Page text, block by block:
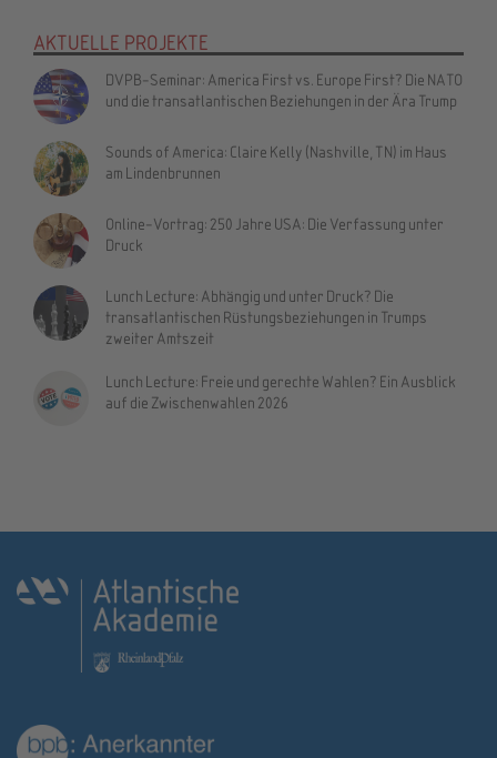
AKTUELLE PROJEKTE
DVPB-Seminar: America First vs. Europe First? Die NATO
und die transatlantischen Beziehungen in der Ära Trump
Sounds of America: Claire Kelly (Nashville, TN) im Haus
am Lindenbrunnen
Online-Vortrag: 250 Jahre USA: Die Verfassung unter
Druck
Lunch Lecture: Abhängig und unter Druck? Die
transatlantischen Rüstungsbeziehungen in Trumps
zweiter Amtszeit
Lunch Lecture: Freie und gerechte Wahlen? Ein Ausblick
auf die Zwischenwahlen 2026